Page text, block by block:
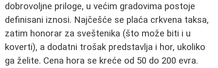
dobrovoljne priloge, u većim gradovima postoje
definisani iznosi. Najčešće se plaća crkvena taksa,
zatim honorar za sveštenika (što može biti i u
koverti), a dodatni trošak predstavlja i hor, ukoliko
ga želite. Cena hora se kreće od 50 do 200 evra.